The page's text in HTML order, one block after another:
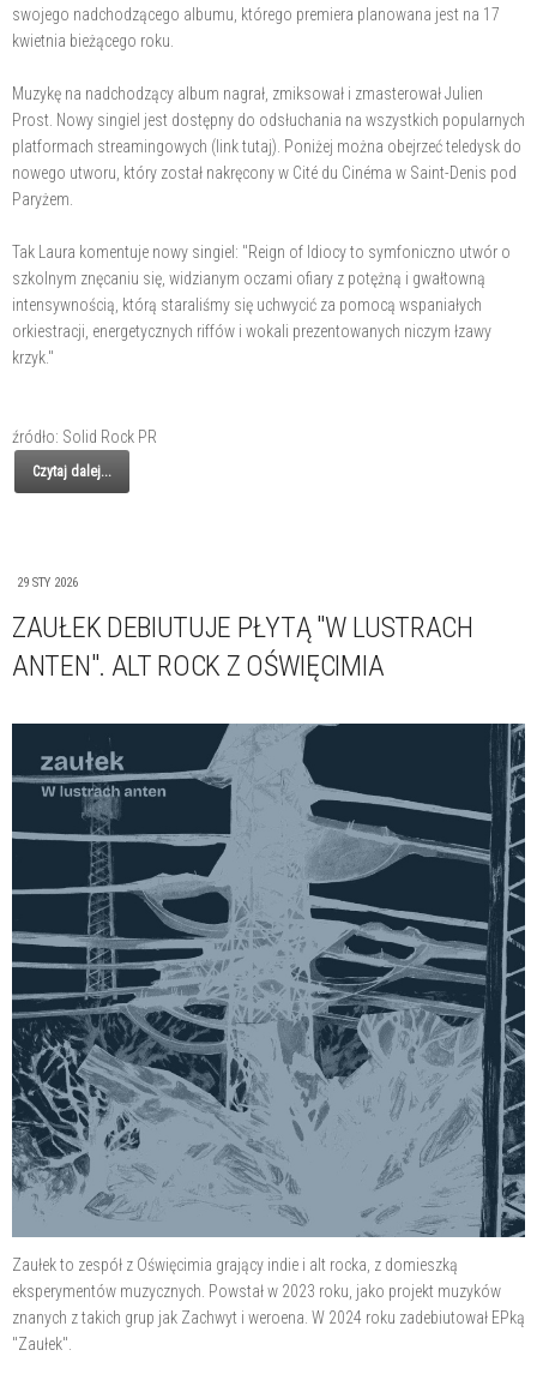
swojego nadchodzącego albumu, którego premiera planowana jest na 17
kwietnia bieżącego roku.
Muzykę na nadchodzący album nagrał, zmiksował i zmasterował Julien
Prost. Nowy singiel jest dostępny do odsłuchania na wszystkich popularnych
platformach streamingowych (link tutaj). Poniżej można obejrzeć teledysk do
nowego utworu, który został nakręcony w Cité du Cinéma w Saint-Denis pod
Paryżem.
Tak Laura komentuje nowy singiel: "Reign of Idiocy to symfoniczno utwór o
szkolnym znęcaniu się, widzianym oczami ofiary z potężną i gwałtowną
intensywnością, którą staraliśmy się uchwycić za pomocą wspaniałych
orkiestracji, energetycznych riffów i wokali prezentowanych niczym łzawy
krzyk."
źródło: Solid Rock PR
Czytaj dalej...
29 STY 2026
ZAUŁEK DEBIUTUJE PŁYTĄ "W LUSTRACH
ANTEN". ALT ROCK Z OŚWIĘCIMIA
Zaułek to zespół z Oświęcimia grający indie i alt rocka, z domieszką
eksperymentów muzycznych. Powstał w 2023 roku, jako projekt muzyków
znanych z takich grup jak Zachwyt i weroena. W 2024 roku zadebiutował EPką
"Zaułek".